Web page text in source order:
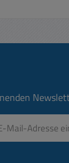
6327DWE,
8-2, 6835D,